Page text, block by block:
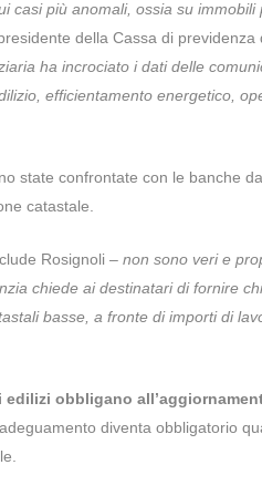
casi più anomali, ossia su
della Cassa di
ha incrociato i dati delle
efficientamento energetico,
state confrontate con le banche
catastale.
Rosignoli – non sono veri e
chiede ai destinatari di fornire
basse, a fronte di importi di
obbligano
diventa obbligatorio